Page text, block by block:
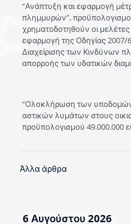
“Ανάπτυξη και εφαρμογή
πλημμυρών”,
χρηματοδοτηθούν οι
εφαρμογή της Οδηγίας 2007/
Διαχείρισης των Κινδύνων
απορροής των υδατικών
“Ολοκλήρωση των υποδομών
αστικών λυμάτων στους
προϋπολογισμού 49.000.000
Άλλα άρθρα
6 Αυγούστου 2026